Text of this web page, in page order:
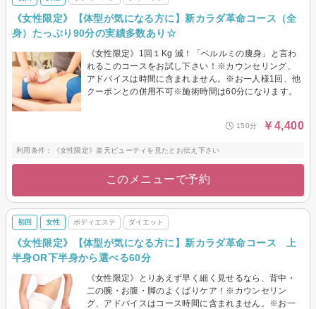
《女性限定》【体型が気になる方に】新カラダ革命コース（全
身）たっぷり90分の実績多数あり☆
《女性限定》1回１Kg 減！「ベルルミの痩身」と言わ
れるこのコースをお試し下さい！※カウンセリング、
アドバイスは時間に含まれません。※お一人様1回、他
クーポンとの併用不可※施術時間は60分になります。
150分 ￥4,400
利用条件：《女性限定》楽天ビューティを見たとお伝え下さい
このメニューで予約
初回 女性 ボディエステ ダイエット
《女性限定》【体型が気になる方に】新カラダ革命コース 上
半身OR下半身から選べる60分
《女性限定》とりあえず早く細く見せるなら、背中・
二の腕・お腹・脚のよくばりケア！※カウンセリン
グ、アドバイスはコース時間に含まれません。※お一